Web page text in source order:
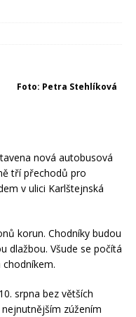
Foto: Petra Stehlíková
nová autobusová
tří přechodů pro
v ulici Karlštejnská
korun. Chodníky budou
dlažbou. Všude se počítá
srpna bez větších
zúžením